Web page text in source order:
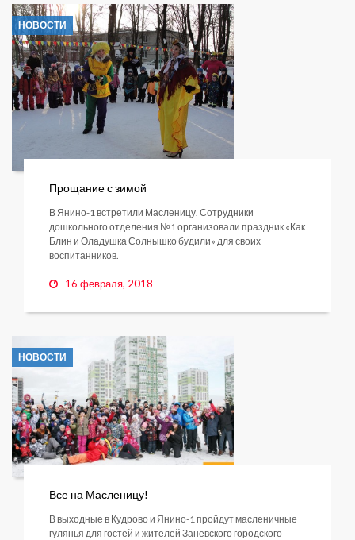
НОВОСТИ
Прощание с зимой
В Янино-1 встретили Масленицу. Сотрудники
дошкольного отделения №1 организовали праздник «Как
Блин и Оладушка Солнышко будили» для своих
воспитанников.
16 февраля, 2018
НОВОСТИ
Все на Масленицу!
В выходные в Кудрово и Янино-1 пройдут масленичные
гулянья для гостей и жителей Заневского городского